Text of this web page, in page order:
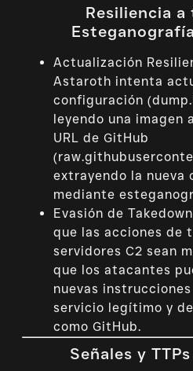
Resiliencia a
Actualización
Astaroth intenta
configuración
leyendo una imagen
URL de GitHub
extrayendo la nueva
mediante
Evasión de
que las acciones de
servidores C2 sean
que los atacantes
nuevas
servicio legítimo y
como GitHub.
Señales y